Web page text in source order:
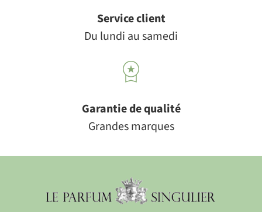
Service client
Du lundi au samedi
Garantie de qualité
Grandes marques